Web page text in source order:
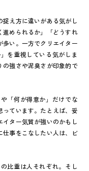
え方に違いがある気がし
進められるか」「どうすれ
多い。一方でクリエイター
を重視している気がしま
強さや泥臭さが印象的で
「何が得意か」だけでな
っています。たとえば、妥
ター気質が強いのかもし
事をこなしたい人は、ビ
比重は人それぞれ。そし